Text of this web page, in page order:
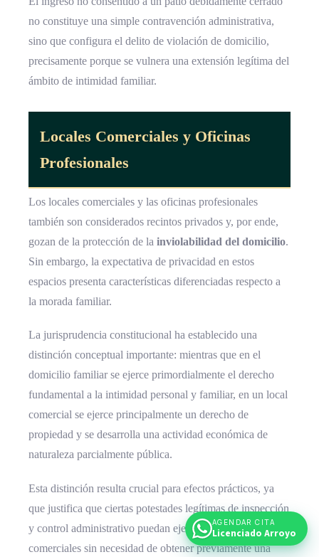
no constituye una simple contravención administrativa,
sino que configura el delito de violación de domicilio,
precisamente porque se vulnera una extensión legítima del
ámbito de intimidad familiar.
Locales Comerciales y Oficinas
Profesionales
Los locales comerciales y las oficinas profesionales
también son considerados recintos privados y, por ende,
gozan de la protección de la inviolabilidad del domicilio.
Sin embargo, la expectativa de privacidad en estos
espacios presenta características diferenciadas respecto a
la morada familiar.
La jurisprudencia constitucional ha establecido una
distinción conceptual importante: mientras que en el
domicilio familiar se ejerce primordialmente el derecho
fundamental a la intimidad personal y familiar, en un local
comercial se ejerce principalmente un derecho de
propiedad y se desarrolla una actividad económica de
naturaleza parcialmente pública.
Esta distinción resulta crucial para efectos prácticos, ya
que justifica que ciertas potestades legítimas de inspección
y control administrativo puedan ejercerse en locales
comerciales sin necesidad de obtener previamente una
AGENDAR CITA
Licenciado Arroyo